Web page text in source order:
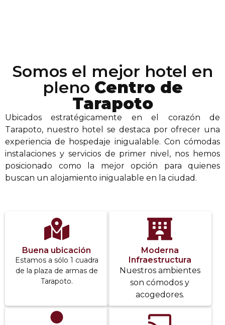
Somos el mejor hotel en
pleno Centro de
Tarapoto
Ubicados estratégicamente en el corazón de
Tarapoto, nuestro hotel se destaca por ofrecer una
experiencia de hospedaje inigualable. Con cómodas
instalaciones y servicios de primer nivel, nos hemos
posicionado como la mejor opción para quienes
buscan un alojamiento inigualable en la ciudad.
Buena ubicación
Estamos a sólo 1 cuadra
de la plaza de armas de
Tarapoto.
Moderna
Infraestructura
Nuestros ambientes
son cómodos y
acogedores.